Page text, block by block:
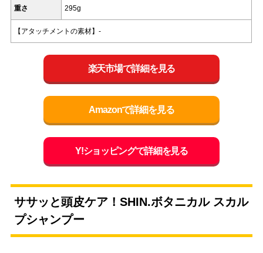
重さ 295g
【アタッチメントの素材】-
楽天市場で詳細を見る
Amazonで詳細を見る
Y!ショッピングで詳細を見る
ササッと頭皮ケア！SHIN.ボタニカル スカル
プシャンプー